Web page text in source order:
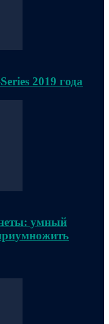
2019 года
умный